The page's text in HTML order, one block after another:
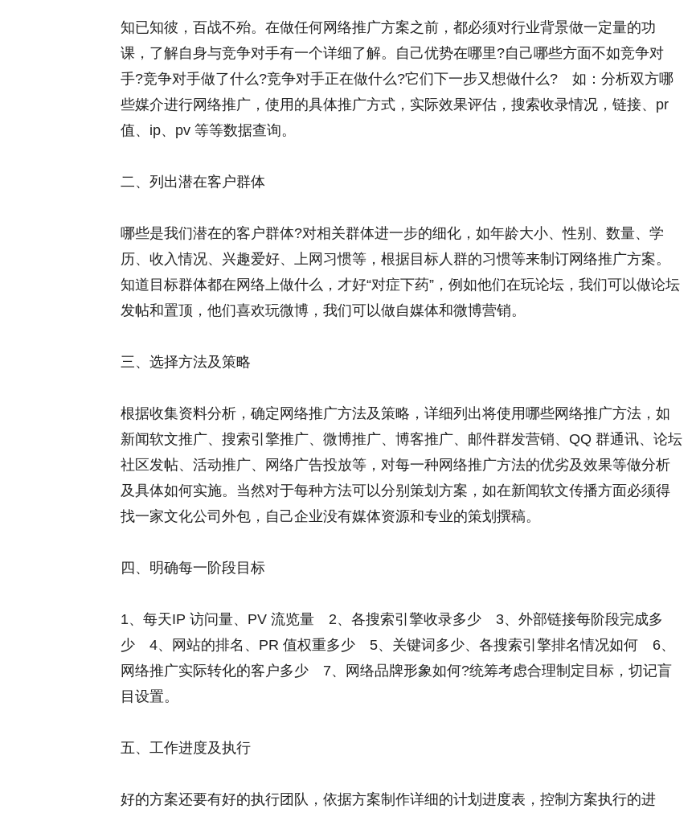
知已知彼，百战不殆。在做任何网络推广方案之前，都必须对行业背景做一定量的功
课，了解自身与竞争对手有一个详细了解。自己优势在哪里?自己哪些方面不如竞争对
手?竞争对手做了什么?竞争对手正在做什么?它们下一步又想做什么? 如：分析双方哪
些媒介进行网络推广，使用的具体推广方式，实际效果评估，搜索收录情况，链接、pr
值、ip、pv 等等数据查询。
二、列出潜在客户群体
哪些是我们潜在的客户群体?对相关群体进一步的细化，如年龄大小、性别、数量、学
历、收入情况、兴趣爱好、上网习惯等，根据目标人群的习惯等来制订网络推广方案。
知道目标群体都在网络上做什么，才好“对症下药”，例如他们在玩论坛，我们可以做论坛
发帖和置顶，他们喜欢玩微博，我们可以做自媒体和微博营销。
三、选择方法及策略
根据收集资料分析，确定网络推广方法及策略，详细列出将使用哪些网络推广方法，如
新闻软文推广、搜索引擎推广、微博推广、博客推广、邮件群发营销、QQ 群通讯、论坛
社区发帖、活动推广、网络广告投放等，对每一种网络推广方法的优劣及效果等做分析
及具体如何实施。当然对于每种方法可以分别策划方案，如在新闻软文传播方面必须得
找一家文化公司外包，自己企业没有媒体资源和专业的策划撰稿。
四、明确每一阶段目标
1、每天IP 访问量、PV 流览量 2、各搜索引擎收录多少 3、外部链接每阶段完成多
少 4、网站的排名、PR 值权重多少 5、关键词多少、各搜索引擎排名情况如何 6、
网络推广实际转化的客户多少 7、网络品牌形象如何?统筹考虑合理制定目标，切记盲
目设置。
五、工作进度及执行
好的方案还要有好的执行团队，依据方案制作详细的计划进度表，控制方案执行的进